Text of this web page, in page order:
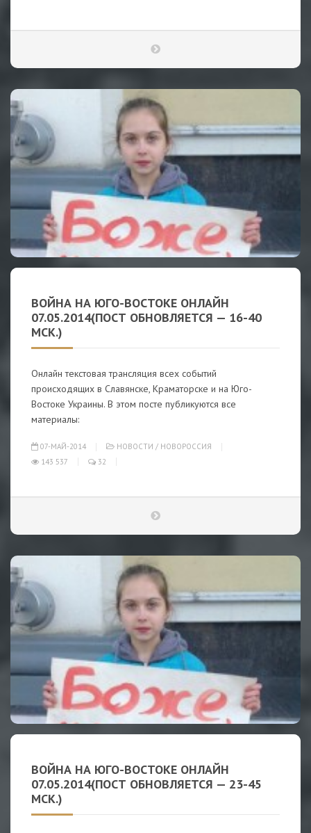
ВОЙНА НА ЮГО-ВОСТОК​Е ОНЛАЙН
07.05.2014(ПОСТ ОБНОВЛЯЕТСЯ — 16-40
МСК.)
Онлайн текстовая трансляция всех событий
происходящих в Славянске, Краматорске и на Юго-
Востоке Украины. В этом посте публикуются все
материалы:
07-МАЙ-2014 НОВОСТИ / НОВОРОССИЯ
143 537
32
ВОЙНА НА ЮГО-ВОСТОК​Е ОНЛАЙН
07.05.2014(ПОСТ ОБНОВЛЯЕТСЯ — 23-45
МСК.)